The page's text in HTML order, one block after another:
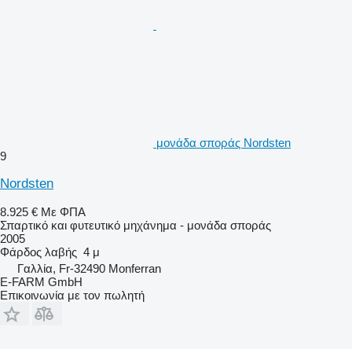
μονάδα σποράς Nordsten
9
Nordsten
8.925 € Με ΦΠΑ
Σπαρτικό και φυτευτικό μηχάνημα - μονάδα σποράς
2005
Φάρδος λαβής 4 μ
Γαλλία, Fr-32490 Monferran
E-FARM GmbH
Επικοινωνία με τον πωλητή